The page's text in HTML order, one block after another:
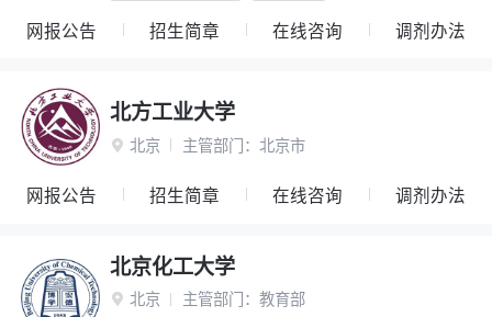
网报公告 招生简章 在线咨询 调剂办法
北方工业大学
 北京 主管部门： 北京市
网报公告 招生简章 在线咨询 调剂办法
北京化工大学
 北京 主管部门： 教育部